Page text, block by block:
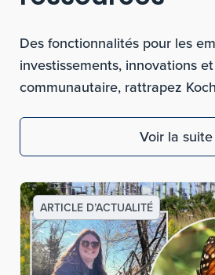
Des fonctionnalités pour les
investissements, innovations
communautaire, rattrapez
Voir la suite
ARTICLE D’ACTUALITÉ